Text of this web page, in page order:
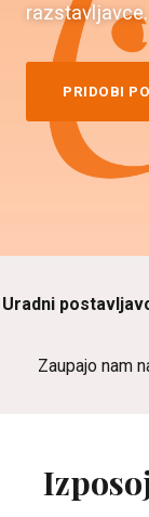
razstavljavce.
PRIDOBI
Uradni
Zaupajo nam